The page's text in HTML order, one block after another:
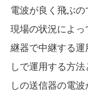
電波が良く飛ぶの
現場の状況によっ
継器で中継する
しで運用する方
しの送信器の電波